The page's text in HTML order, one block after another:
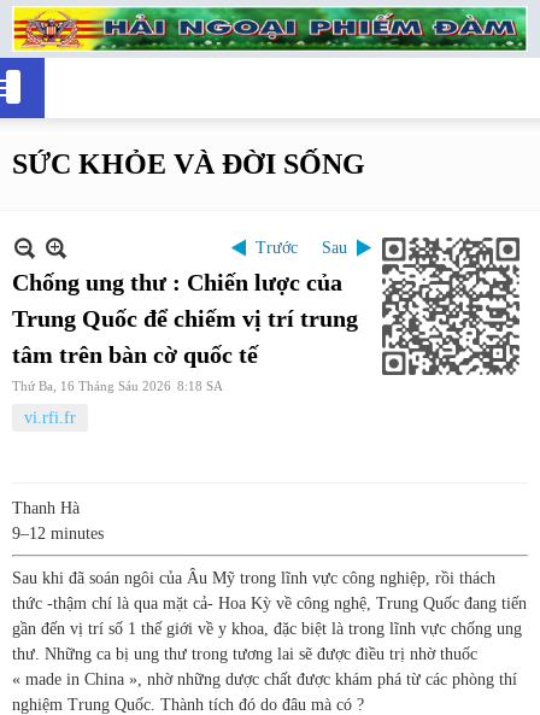
SỨC KHỎE VÀ ĐỜI SỐNG
Trước Sau
Chống ung thư : Chiến lược của
Trung Quốc để chiếm vị trí trung
tâm trên bàn cờ quốc tế
Thứ Ba, 16 Tháng Sáu 2026 8:18 SA
vi.rfi.fr
Thanh Hà
9–12 minutes
Sau khi đã soán ngôi của Âu Mỹ trong lĩnh vực công nghiệp, rồi thách
thức -thậm chí là qua mặt cả- Hoa Kỳ về công nghệ, Trung Quốc đang tiến
gần đến vị trí số 1 thế giới về y khoa, đặc biệt là trong lĩnh vực chống ung
thư. Những ca bị ung thư trong tương lai sẽ được điều trị nhờ thuốc
« made in China », nhờ những dược chất được khám phá từ các phòng thí
nghiệm Trung Quốc. Thành tích đó do đâu mà có ?